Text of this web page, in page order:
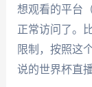
想观看的平台
正常访问了。
限制，按照这
说的世界杯直播